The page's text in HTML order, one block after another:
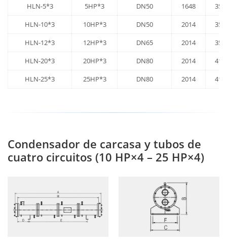
HLN-5*3 5HP*3 DN50 1648
350
HLN-10*3
10HP*3 DN50 2014
350
HLN-12*3
12HP*3 DN65 2014
350
HLN-20*3
20HP*3 DN80 2014
410
HLN-25*3
25HP*3 DN80 2014 410
Condensador de carcasa y tubos de
cuatro circuitos (10 HP×4 – 25 HP×4)